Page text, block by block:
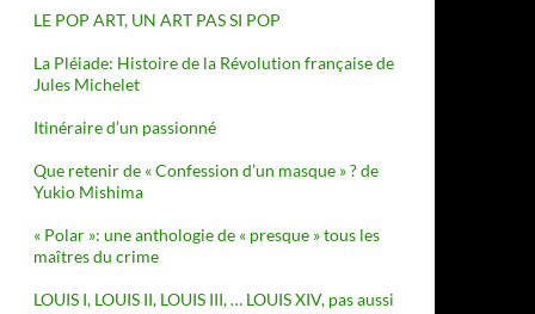
LE POP ART, UN ART PAS SI POP
La Pléiade: Histoire de la Révolution française de
Jules Michelet
Itinéraire d’un passionné
Que retenir de « Confession d’un masque » ? de
Yukio Mishima
« Polar »: une anthologie de « presque » tous les
maîtres du crime
LOUIS I, LOUIS II, LOUIS III, … LOUIS XIV, pas aussi